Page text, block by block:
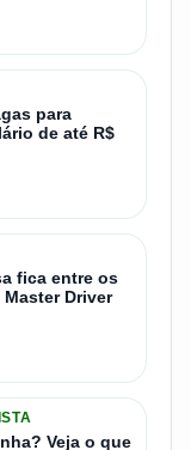
para
de até R$
fica entre os
Driver
Veja o que